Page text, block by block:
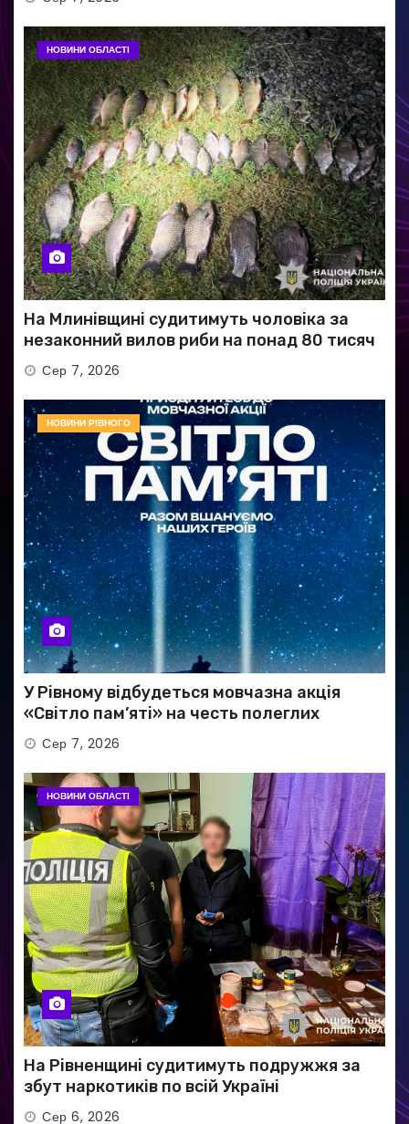
НОВИНИ ОБЛАСТІ
На Млинівщині судитимуть чоловіка за
незаконний вилов риби на понад 80 тисяч
гривень
Сер 7, 2026
НОВИНИ РІВНОГО
У Рівному відбудеться мовчазна акція
«Світло пам’яті» на честь полеглих
Захисників
Сер 7, 2026
НОВИНИ ОБЛАСТІ
На Рівненщині судитимуть подружжя за
збут наркотиків по всій Україні
Сер 6, 2026